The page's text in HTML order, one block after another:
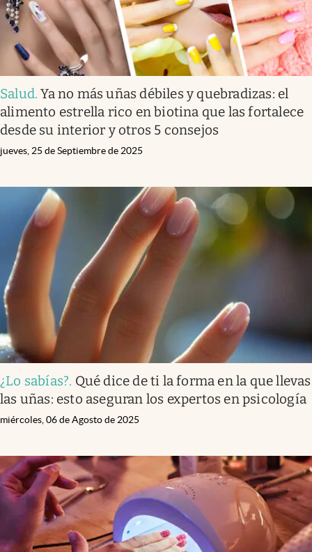
Mediakit
abre en nueva pestaña
México
Salud.Ya no más uñas débiles y quebradizas: el
alimento estrella rico en biotina que las fortalece
desde su interior y otros 5 consejos
jueves, 25 de Septiembre de 2025
¿Lo sabías?. Qué dice de ti la forma en la que llevas
las uñas: esto aseguran los expertos en psicología
miércoles, 06 de Agosto de 2025